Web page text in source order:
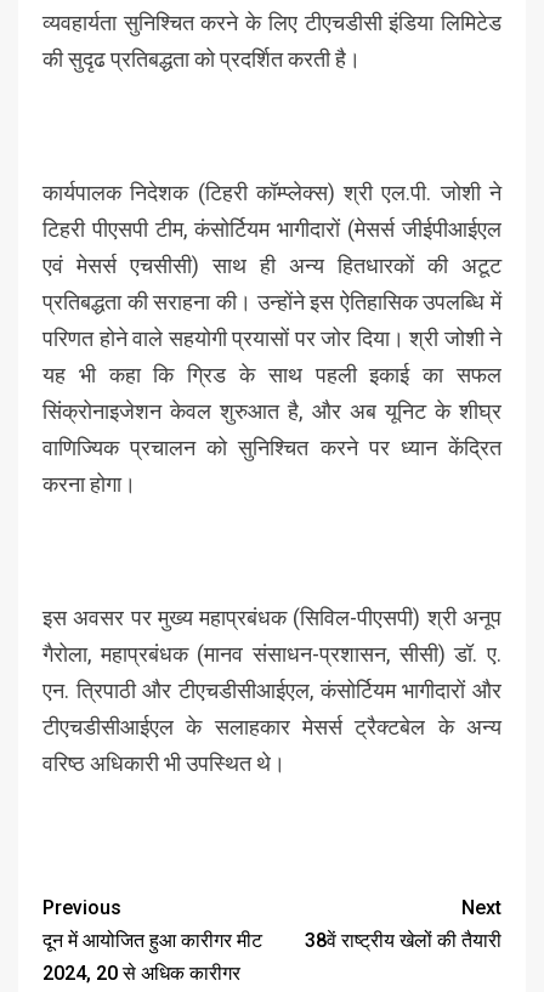
व्यवहार्यता सुनिश्चित करने के लिए टीएचडीसी इंडिया लिमिटेड
की सुदृढ प्रतिबद्धता को प्रदर्शित करती है।
कार्यपालक निदेशक (टिहरी कॉम्प्लेक्स) श्री एल.पी. जोशी ने
टिहरी पीएसपी टीम, कंसोर्टियम भागीदारों (मेसर्स जीईपीआईएल
एवं मेसर्स एचसीसी) साथ ही अन्य हितधारकों की अटूट
प्रतिबद्धता की सराहना की। उन्होंने इस ऐतिहासिक उपलब्धि में
परिणत होने वाले सहयोगी प्रयासों पर जोर दिया। श्री जोशी ने
यह भी कहा कि ग्रिड के साथ पहली इकाई का सफल
सिंक्रोनाइजेशन केवल शुरुआत है, और अब यूनिट के शीघ्र
वाणिज्यिक प्रचालन को सुनिश्चित करने पर ध्यान केंद्रित
करना होगा।
इस अवसर पर मुख्य महाप्रबंधक (सिविल-पीएसपी) श्री अनूप
गैरोला, महाप्रबंधक (मानव संसाधन-प्रशासन, सीसी) डॉ. ए.
एन. त्रिपाठी और टीएचडीसीआईएल, कंसोर्टियम भागीदारों और
टीएचडीसीआईएल के सलाहकार मेसर्स ट्रैक्टबेल के अन्य
वरिष्ठ अधिकारी भी उपस्थित थे।
Previous
दून में आयोजित हुआ कारीगर मीट
2024, 20 से अधिक कारीगर
Next
38वें राष्ट्रीय खेलों की तैयारी